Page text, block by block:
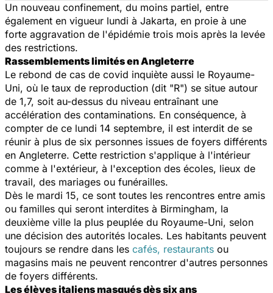
Un nouveau confinement, du moins partiel, entre
également en vigueur lundi à Jakarta, en proie à une
forte aggravation de l'épidémie trois mois après la levée
des restrictions.
Rassemblements limités en Angleterre
Le rebond de cas de covid inquiète aussi le Royaume-
Uni, où le taux de reproduction (dit "R") se situe autour
de 1,7, soit au-dessus du niveau entraînant une
accélération des contaminations. En conséquence, à
compter de ce lundi 14 septembre, il est interdit de se
réunir à plus de six personnes issues de foyers différents
en Angleterre. Cette restriction s'applique à l'intérieur
comme à l'extérieur, à l'exception des écoles, lieux de
travail, des mariages ou funérailles.
Dès le mardi 15, ce sont toutes les rencontres entre amis
ou familles qui seront interdites à Birmingham, la
deuxième ville la plus peuplée du Royaume-Uni, selon
une décision des autorités locales. Les habitants peuvent
toujours se rendre dans les cafés, restaurants ou
magasins mais ne peuvent rencontrer d'autres personnes
de foyers différents.
Les élèves italiens masqués dès six ans